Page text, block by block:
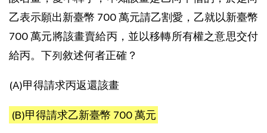
乙表示願出新臺幣 700 萬元請乙割愛，乙就以新臺幣
700 萬元將該畫賣給丙，並以移轉所有權之意思交付
給丙。下列敘述何者正確？
(A)甲得請求丙返還該畫
(B)甲得請求乙新臺幣 700 萬元